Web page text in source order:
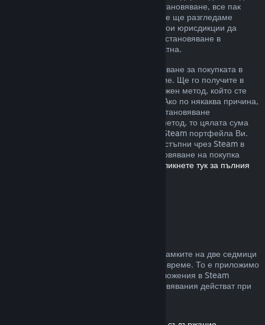
извън описаните от нас правила за възстановяване, все пак
можете да изискате възстановяване и ние ще разгледаме
случая. Възможно е потребителите в някои юрисдикции да
разполагат с допълнителни права за възстановяване в
обстоятелства, при които играта е дефектна.
Ще Ви бъде отпуснато пълно възстановяване за покупката в
рамките на една седмица след одобрение. Ще го получите в
Steam портфейла или чрез същия платежен метод, който сте
използвали, за да направите покупката. Ако по някаква причина,
Steam няма възможност да отпусне възстановяване
посредством първоначалния платежен метод, то цялата сума
ще бъде предоставена като кредит към Steam портфейла Ви.
(Възможно е някои платежни методи, достъпни чрез Steam в
държавата Ви, да не поддържат възстановяване на покупка
Кликнете тук за пълния
Steam възстановяването се предлага в рамките на две седмици
от покупката и при под два часа игрално време. То е приложимо
както за игри, така и при софтуерни приложения в Steam
магазина. Ето обзор за това как възстановявания действат при